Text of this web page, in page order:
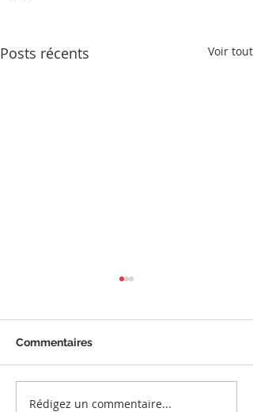
Posts récents Voir tout
1960 sourires retrouvés
Commentaires
Rédigez un commentaire...